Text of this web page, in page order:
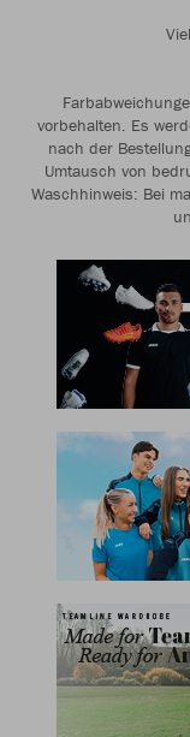
vorbehalten. Es
nach der
Umtausch von
Waschhinweis: Bei